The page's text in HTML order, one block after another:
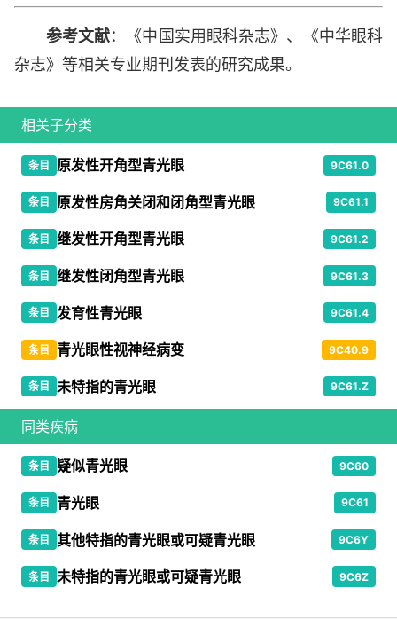
参考文献：《中国实用眼科杂志》、《中华眼科
杂志》等相关专业期刊发表的研究成果。
相关子分类
条目 原发性开角型青光眼 9C61.0
条目 原发性房角关闭和闭角型青光眼 9C61.1
条目 继发性开角型青光眼 9C61.2
条目 继发性闭角型青光眼 9C61.3
条目 发育性青光眼 9C61.4
条目 青光眼性视神经病变 9C40.9
条目 未特指的青光眼 9C61.Z
同类疾病
条目 疑似青光眼 9C60
条目 青光眼 9C61
条目 其他特指的青光眼或可疑青光眼 9C6Y
条目 未特指的青光眼或可疑青光眼 9C6Z